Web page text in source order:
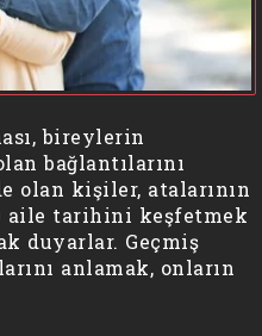
bireylerin
bağlantılarını
olan kişiler, atalarının
aile tarihini keşfetmek
duyarlar. Geçmiş
anlamak, onların